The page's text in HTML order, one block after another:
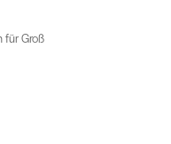
für Groß